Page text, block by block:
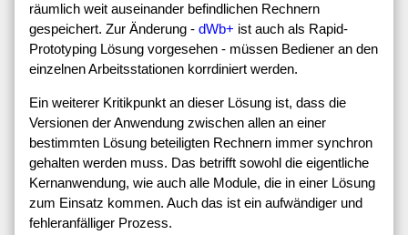
räumlich weit auseinander befindlichen Rechnern
gespeichert. Zur Änderung - dWb+ ist auch als Rapid-
Prototyping Lösung vorgesehen - müssen Bediener an den
einzelnen Arbeitsstationen korrdiniert werden.
Ein weiterer Kritikpunkt an dieser Lösung ist, dass die
Versionen der Anwendung zwischen allen an einer
bestimmten Lösung beteiligten Rechnern immer synchron
gehalten werden muss. Das betrifft sowohl die eigentliche
Kernanwendung, wie auch alle Module, die in einer Lösung
zum Einsatz kommen. Auch das ist ein aufwändiger und
fehleranfälliger Prozess.